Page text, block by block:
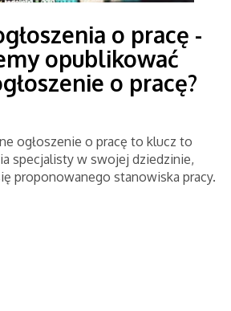
o pracę -
opublikować
o pracę?
ogłoszenie o pracę to klucz to
specjalisty w swojej dziedzinie,
proponowanego stanowiska pracy.